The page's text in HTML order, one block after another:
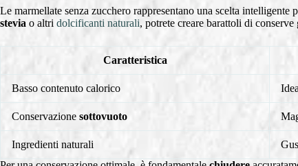
Le marmellate senza zucchero rappresentano una scelta
stevia o altri dolcificanti naturali, potrete creare barattoli di conserve
Caratteristica
Basso contenuto calorico
Conservazione sottovuoto
Ingredienti naturali